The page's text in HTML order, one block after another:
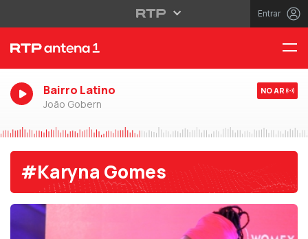
Entrar
Bairro Latino
João Gobern
NO AR
#Karyna Gomes